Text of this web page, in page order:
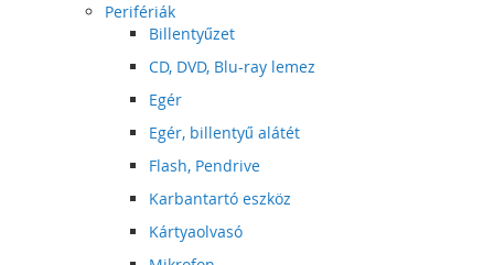
Perifériák
Billentyűzet
CD, DVD, Blu-ray lemez
Egér
Egér, billentyű alátét
Flash, Pendrive
Karbantartó eszköz
Kártyaolvasó